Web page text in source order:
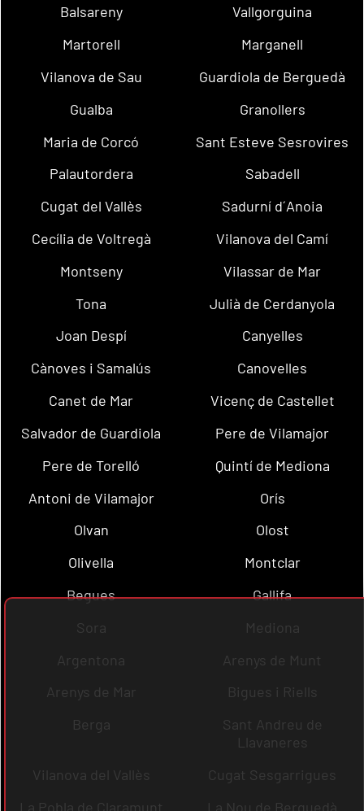
Balsareny
Vallgorguina
Martorell
Marganell
Vilanova de Sau
Guardiola de Berguedà
Gualba
Granollers
Maria de Corcó
Sant Esteve Sesrovires
Palautordera
Sabadell
Cugat del Vallès
Sadurní d´Anoia
Cecília de Voltregà
Vilanova del Camí
Montseny
Vilassar de Mar
Tona
Julià de Cerdanyola
Joan Despí
Canyelles
Cànoves i Samalús
Canovelles
Canet de Mar
Vicenç de Castellet
Salvador de Guardiola
Pere de Vilamajor
Pere de Torelló
Quintí de Mediona
Antoni de Vilamajor
Orís
Olvan
Olost
Olivella
Montclar
Begues
Gallifa
Sora
Mediona
Argentona
Arenys de Munt
Arenys de Mar
Bigues i Riells
Berga
Sant Andreu de
Llavaneres
Vilanova del Vallès
Cugat Sesgarrigues
La Pobla de Claramunt
La Nou de Berguedà